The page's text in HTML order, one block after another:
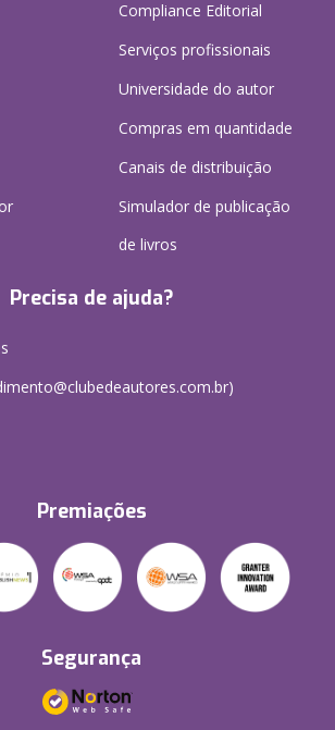
Compliance Editorial
Serviços profissionais
Universidade do autor
Compras em quantidade
Canais de distribuição
Simulador de publicação
de livros
Precisa de ajuda?
Premiações
Segurança